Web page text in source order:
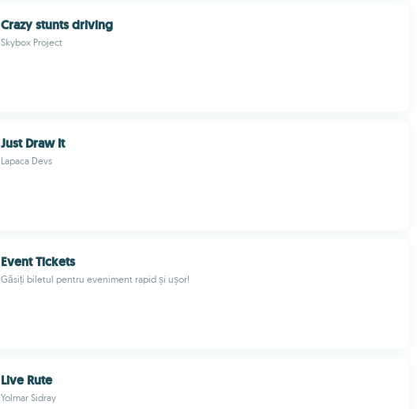
Crazy stunts driving
Skybox Project
Just Draw It
Lapaca Devs
Event Tickets
Găsiți biletul pentru eveniment rapid și ușor!
Live Rute
Yolmar Sidray